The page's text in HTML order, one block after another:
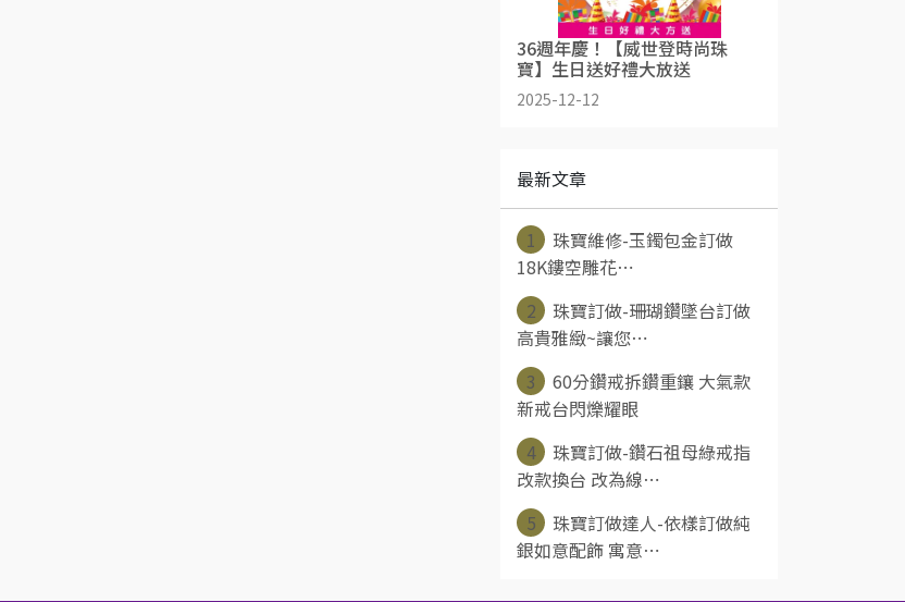
36週年慶！【威世登時尚珠
寶】生日送好禮大放送
2025-12-12
最新文章
1
珠寶維修-玉鐲包金訂做
18K鏤空雕花⋯
2
珠寶訂做-珊瑚鑽墜台訂做
高貴雅緻~讓您⋯
3
60分鑽戒拆鑽重鑲 大氣款
新戒台閃爍耀眼
4
珠寶訂做-鑽石祖母綠戒指
改款換台 改為線⋯
5
珠寶訂做達人-依樣訂做純
銀如意配飾 寓意⋯